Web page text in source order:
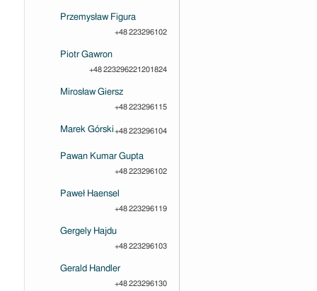
Przemysław Figura
+48 223296102
Piotr Gawron
+48 223296221201824
Mirosław Giersz
+48 223296115
Marek Górski+48 223296104
Pawan Kumar Gupta
+48 223296102
Paweł Haensel
+48 223296119
Gergely Hajdu
+48 223296103
Gerald Handler
+48 223296130